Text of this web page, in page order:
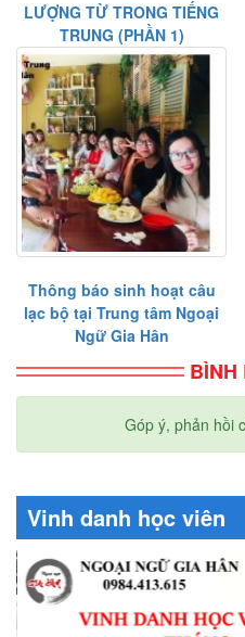
LƯỢNG TỪ TRONG TIẾNG
TRUNG (PHẦN 1)
Thông báo sinh hoạt câu
lạc bộ tại Trung tâm Ngoại
Ngữ Gia Hân
BÌNH
Góp ý, phản hồi
Vinh danh học viên